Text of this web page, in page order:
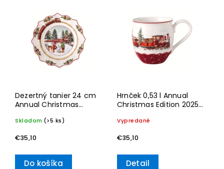
Najpredávanejšie
Abecedne
Dezertný tanier 24 cm
Annual Christmas
Skladom (>5 ks)
€35,10
Do košíka
Hrnček 0,53 l Annual
Christmas Edition 2025–
Vypredané
€35,10
Detail